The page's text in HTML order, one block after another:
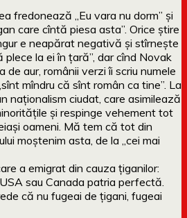
fredonează „Eu vara nu dorm” și
care cîntă piesa asta”. Orice știre
e neapărat negativă și stîrnește
plece la ei în țară”, dar cînd Novak
de aur, românii verzi îi scriu numele
mîndru că sînt român ca tine”. La
naționalism ciudat, care asimilează
și respinge vehement tot
oameni. Mă tem că tot din
moștenim asta, de la „cei mai
a emigrat din cauza țiganilor:
sau Canada patria perfectă.
că nu fugeai de țigani, fugeai